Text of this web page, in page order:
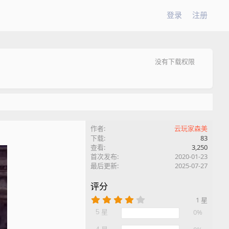
登录 注册
没有下载权限
作者
云玩家森美
下载
83
查看
3,250
首次发布
2020-01-23
最后更新
2025-07-27
评分
.
0
1 星
5 星
0%